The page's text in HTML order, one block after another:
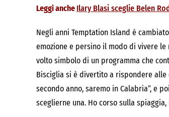
Leggi anche Ilary Blasi sceglie Belen
Negli anni Temptation Island è
emozione e persino il modo di vivere
volto simbolo di un programma che
Bisciglia si è divertito a rispondere alle
secondo anno, saremo in Calabria”, e
sceglierne una. Ho corso sulla